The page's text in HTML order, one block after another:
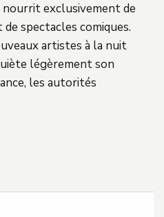
nourrit exclusivement de
de spectacles comiques.
artistes à la nuit
légèrement son
les autorités